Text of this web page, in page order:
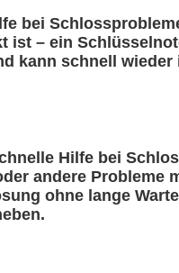
bei
ist – ein
kann schnell
Hilfe bei
andere Probleme
ohne lange